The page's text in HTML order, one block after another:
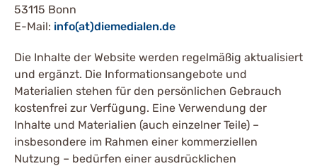
53115 Bonn
E-Mail: info(at)diemedialen.de
Die Inhalte der Website werden regelmäßig aktualisiert
und ergänzt. Die Informationsangebote und
Materialien stehen für den persönlichen Gebrauch
kostenfrei zur Verfügung. Eine Verwendung der
Inhalte und Materialien (auch einzelner Teile) –
insbesondere im Rahmen einer kommerziellen
Nutzung – bedürfen einer ausdrücklichen